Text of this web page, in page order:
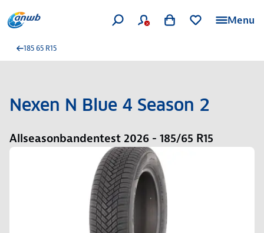
Menu
185 65 R15
Nexen N Blue 4 Season 2
Allseasonbandentest 2026 - 185/65 R15